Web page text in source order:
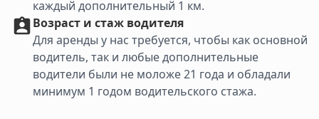
каждый дополнительный 1 км.
Возраст и стаж водителя
Для аренды у нас требуется, чтобы как основной
водитель, так и любые дополнительные
водители были не моложе 21 года и обладали
минимум 1 годом водительского стажа.